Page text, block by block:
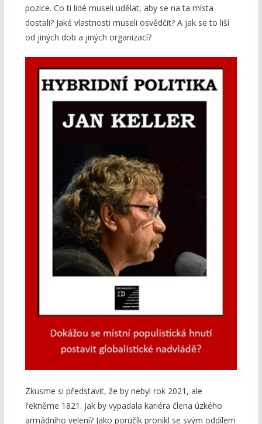
pozice. Co ti lidé museli udělat, aby se na ta místa
dostali? Jaké vlastnosti museli osvědčit? A jak se to liší
od jiných dob a jiných organizací?
Zkusme si představit, že by nebyl rok 2021, ale
řekněme 1821. Jak by vypadala kariéra člena úzkého
armádního velení? Jako poručík pronikl se svým oddílem